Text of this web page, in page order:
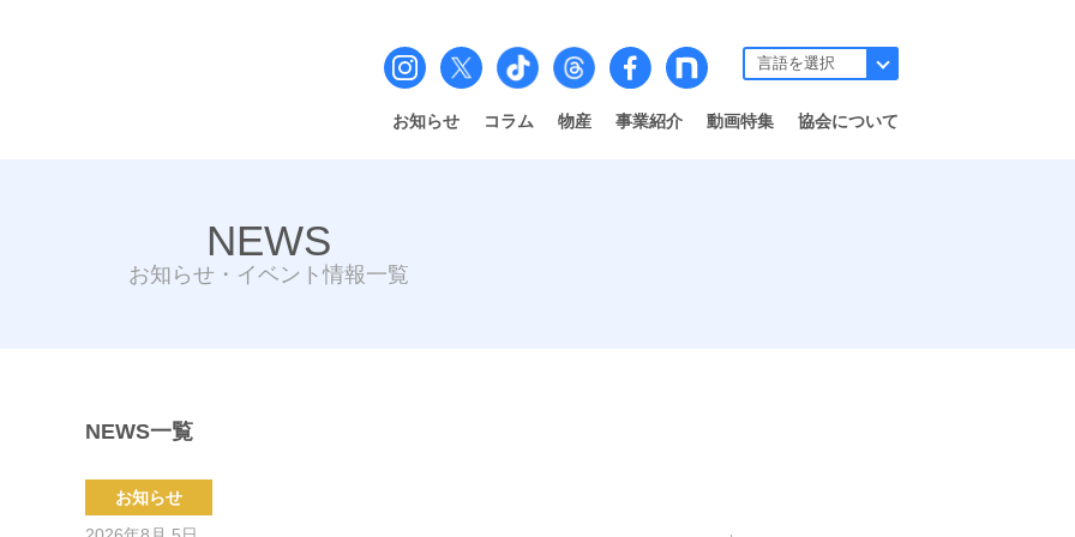
お知らせ コラム 物産 事業紹介 動画特集 協会について
NEWS
お知らせ・イベント情報一覧
NEWS一覧
お知らせ